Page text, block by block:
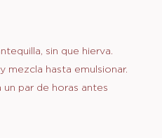
sin que hierva.
hasta emulsionar.
un par de horas antes